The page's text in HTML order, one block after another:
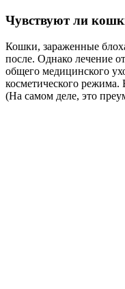
Чувствуют ли
Кошки, зараженные
после. Однако лечение
общего медицинского
косметического
(На самом деле, это